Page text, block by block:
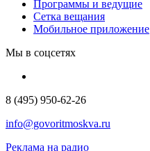
Программы и ведущие
Сетка вещания
Мобильное приложение
Мы в соцсетях
8 (495) 950-62-26
info@govoritmoskva.ru
Реклама на радио